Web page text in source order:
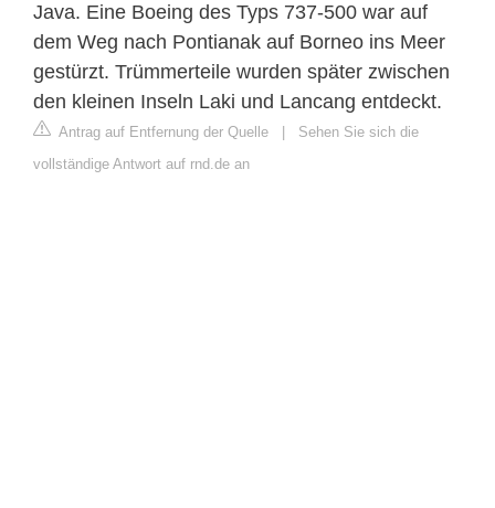
Java. Eine Boeing des Typs 737-500 war auf
dem Weg nach Pontianak auf Borneo ins Meer
gestürzt. Trümmerteile wurden später zwischen
den kleinen Inseln Laki und Lancang entdeckt.
Antrag auf Entfernung der Quelle
Sehen Sie sich die
vollständige Antwort auf rnd.de an